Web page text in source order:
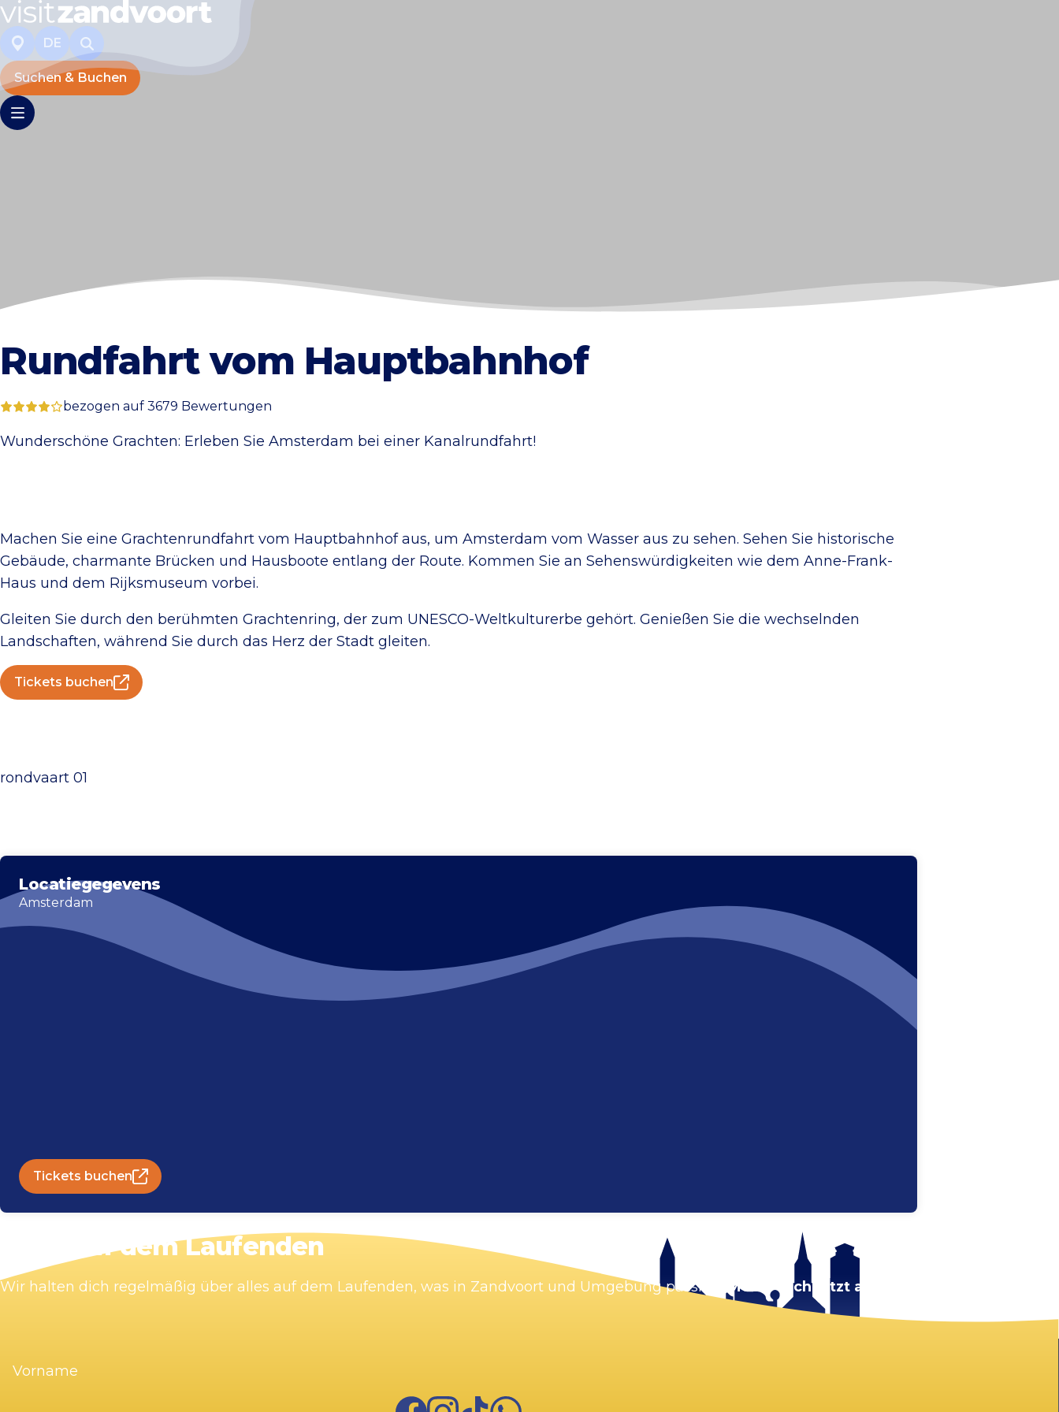
DE
Suchen & Buchen
Rundfahrt vom Hauptbahnhof
bezogen auf 3679 Bewertungen
Wunderschöne Grachten: Erleben Sie Amsterdam bei einer Kanalrundfahrt!
Machen Sie eine Grachtenrundfahrt vom Hauptbahnhof aus, um Amsterdam vom Wasser aus zu sehen. Sehen Sie historische
Gebäude, charmante Brücken und Hausboote entlang der Route. Kommen Sie an Sehenswürdigkeiten wie dem Anne-Frank-
Haus und dem Rijksmuseum vorbei.
Gleiten Sie durch den berühmten Grachtenring, der zum UNESCO-Weltkulturerbe gehört. Genießen Sie die wechselnden
Landschaften, während Sie durch das Herz der Stadt gleiten.
Tickets buchen
Locatiegegevens
Amsterdam
Tickets buchen
Bleib auf dem Laufenden
Wir halten dich regelmäßig über alles auf dem Laufenden, was in Zandvoort und Umgebung passiert. Melde dich jetzt an!
(erforderlich)
FacebookInstagram
TikTokWhatsApp